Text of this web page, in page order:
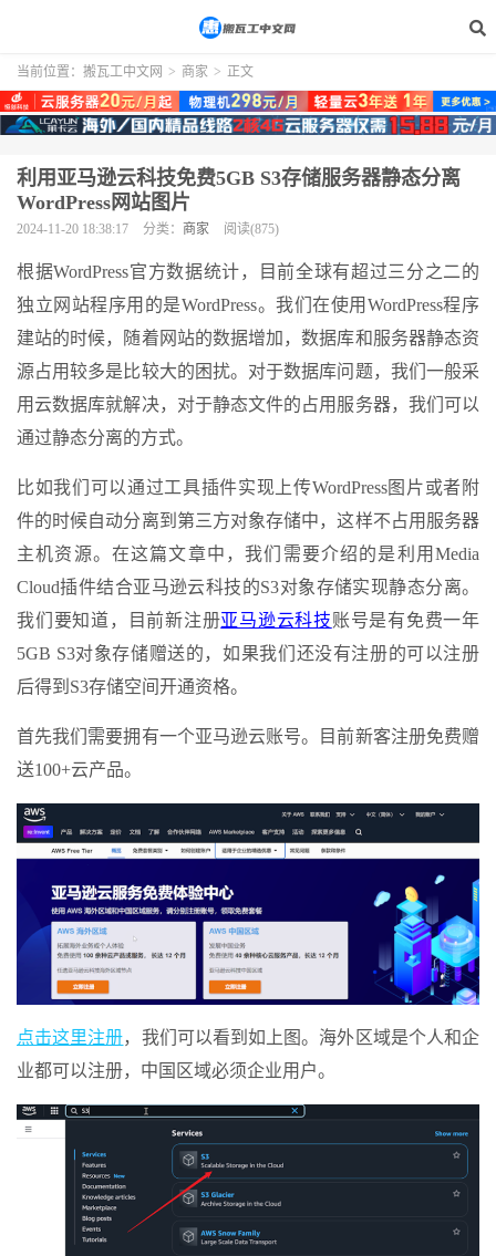
当前位置： 搬瓦工中文网 > 商家 > 正文
利用亚马逊云科技免费5GB S3存储服务器静态分离
WordPress网站图片
2024-11-20 18:38:17 分类： 商家 阅读(875)
根据WordPress官方数据统计，目前全球有超过三分之二的
独立网站程序用的是WordPress。我们在使用WordPress程序
建站的时候，随着网站的数据增加，数据库和服务器静态资
源占用较多是比较大的困扰。对于数据库问题，我们一般采
用云数据库就解决，对于静态文件的占用服务器，我们可以
通过静态分离的方式。
比如我们可以通过工具插件实现上传WordPress图片或者附
件的时候自动分离到第三方对象存储中，这样不占用服务器
主机资源。在这篇文章中，我们需要介绍的是利用Media
Cloud插件结合亚马逊云科技的S3对象存储实现静态分离。
我们要知道，目前新注册亚马逊云科技账号是有免费一年
5GB S3对象存储赠送的，如果我们还没有注册的可以注册
后得到S3存储空间开通资格。
首先我们需要拥有一个亚马逊云账号。目前新客注册免费赠
送100+云产品。
点击这里注册，我们可以看到如上图。海外区域是个人和企
业都可以注册，中国区域必须企业用户。